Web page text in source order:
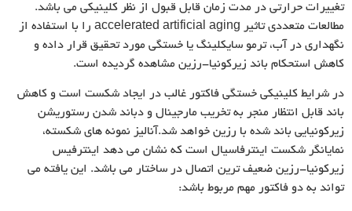
تغییرات حرارتی در مدت زمان قابل قبول از نظر کلینیکی می باشد.
مطالعات متعددی تاثیر accelerated artificial aging را با استفاده از
نگهداری در آب، ترمو سایکلینگ یا خستگی مورد تحقیق قرار داده و
کاهش استحکام باند زیرکونیا-رزین مشاهده گردیده است.
در شرایط کلینیکی خستگی فاکتور غالب در ایجاد شکست است و کاهش
باند قابل انتظار منجر به تخریب مارجینال و دباند شدن رستوریشن
زیرکونیایی باند شده با رزین خواهد شد.آنالیز نمونه های شکسته،
نمایانگر شکست اینترفاسیال است که نشان می دهد اینترفیس
زیرکونیا-رزین ضعیف ترین اتصال در ساختار می باشد. این یافته می
تواند به دو فاکتور مهم مربوط باشد: